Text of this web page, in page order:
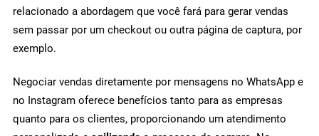
relacionado a abordagem que você fará para gerar vendas
sem passar por um checkout ou outra página de captura, por
exemplo.
Negociar vendas diretamente por mensagens no WhatsApp e
no Instagram oferece benefícios tanto para as empresas
quanto para os clientes, proporcionando um atendimento